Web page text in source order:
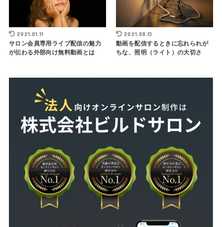
2021.01.11
サロン会員専用ライブ配信の魅力
が伝わる外部向け無料動画とは
2021.08.13
動画を配信するときに忘れられが
ちな、照明（ライト）の大切さ